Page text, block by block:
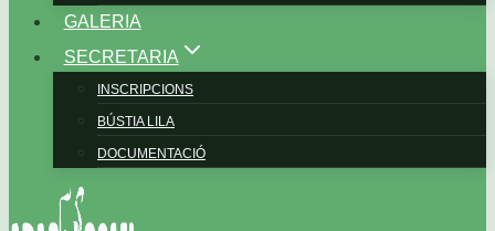
GALERIA
SECRETARIA
INSCRIPCIONS
BÚSTIA LILA
DOCUMENTACIÓ